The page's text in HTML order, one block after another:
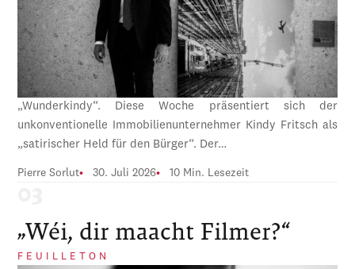
„Wunderkindy“. Diese Woche präsentiert sich der
unkonventionelle Immobilienunternehmer Kindy Fritsch als
„satirischer Held für den Bürger“. Der…
Pierre Sorlut 30. Juli 2026 10 Min. Lesezeit
„Wéi, dir maacht Filmer?“
FEUILLETON